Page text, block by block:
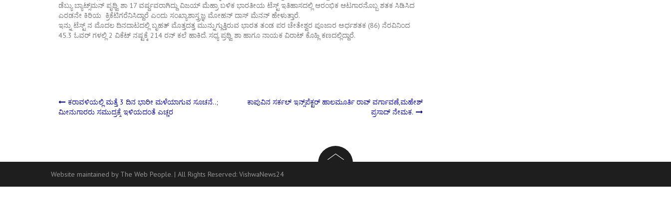
ಡೆಬ್ಯು ಬ್ಯಾಟ್ಸ್‌ಮನ್ ಪೃಥ್ವಿ ಶಾ 17 ವರ್ಷ್ದವರಾಗಿದ್ದು ವಿಜಯ್ ಮೆಹ್ರಾ ಬಳಿಕ ಭಾರತೀಯ ಟೆಸ್ಟ್ ಇತಿಹಾಸದಲ್ಲಿ ಆರಂಭಿಕ ಆಟಗಾರನೊಬ್ಬ ಶತಕ ಸಿಡಿಸಿದ
ಎರಡನೇ ಕಿರಿಯ ಕ್ರಿಕೆಟಿಗರೆನಿಸಿದ್ದಾರೆ ಎಂದು ಸಂಖ್ಯಾಶಾಸ್ತ್ರಜ್ಞ ಮೋಹನ್ ದಾಸ್ ಮೆನನ್ ಹೇಳುತ್ತಾರೆ.
ಇನ್ನು ಟೆಸ್ಟ್ ನ ಮೊದಲ ದಿನದಾಟದಲ್ಲಿ ಬೃಹತ್ ಮೊತ್ತದತ್ತ ಮುನ್ನುಗ್ಗುತ್ತಿರುವ ಭಾರತ ತಂಡ ಪರ ಚೇತೇಶ್ವರ ಪೂಜಾರ ಅರ್ಧಶತಕ (86) ನೆರವಿನಿಂದ
45.3 ಓವರ್ ಗಳಲ್ಲಿ 2 ವಿಕೆಟ್ ನಷ್ಟಕ್ಕೆ 214 ರನ್ ಕಲೆ ಹಾಕಿದೆ. ಸಧ್ಯ ಪ್ರಥ್ವಿ ಶಾ ಹಾಗೂ ನಾಯಕ ವಿರಾಟ್ ಕೊಹ್ಲಿ ಕಣದಲ್ಲಿದ್ದಾರೆ.
Post
ಕರಾವಳಿಯಲ್ಲಿ ಮತ್ತೆ 3 ದಿನ ಭಾರೀ ಮಳೆಯಾಗುವ ಸೂಚನೆ..;
ಮೀನುಗಾರರು ಸಮುದ್ರಕ್ಕೆ ಇಳಿಯದಂತೆ ಎಚ್ಚರ
ಕಾಪುವಿನ ಸರ್ಕಲ್ ಇನ್ಸ್‌ಪೆಕ್ಟರ್ ಹಾಲಮೂರ್ತಿ ರಾವ್ ವರ್ಗಾವಣೆ,ಮಹೇಶ್
ಪ್ರಸಾದ್ ನೇಮಕ.
Website maintained by The Web People. | All Rights Reserved: VishwaNews24